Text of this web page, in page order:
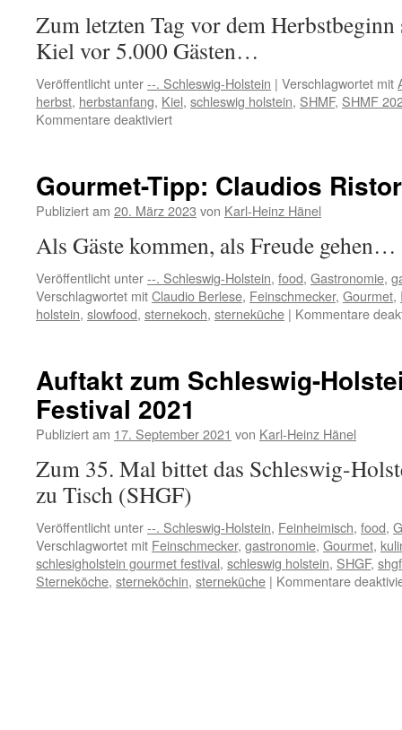
Zum letzten Tag vor dem
Kiel vor 5.000 Gästen…
Veröffentlicht unter--. Schleswig-Holstein | Verschlagwortet mit
herbst, herbstanfang, Kiel, schleswig holstein, SHMF, SHMF
Kommentare deaktiviertfür
Sommerende
–
Finale
Gourmet-Tipp: Claudios
Publiziert am 20. März 2023 von Karl-Heinz Hänel
Als Gäste kommen, als Freude gehen…
Veröffentlicht unter--. Schleswig-Holstein, food, Gastronomie,
Verschlagwortet mitClaudio Berlese, Feinschmecker, Gourmet,
holstein, slowfood, sternekoch, sterneküche | Kommentare
Auftakt zum Schleswig-
Festival 2021
Publiziert am 17. September 2021 von Karl-Heinz Hänel
Zum 35. Mal bittet das Schleswig-
zu Tisch (SHGF)
Veröffentlicht unter--. Schleswig-Holstein, Feinheimisch, food,
Verschlagwortet mit Feinschmecker, gastronomie, Gourmet,
schlesigholstein gourmet festival, schleswig holstein, SHGF,
Sterneköche, sterneköchin, sterneküche | Kommentare